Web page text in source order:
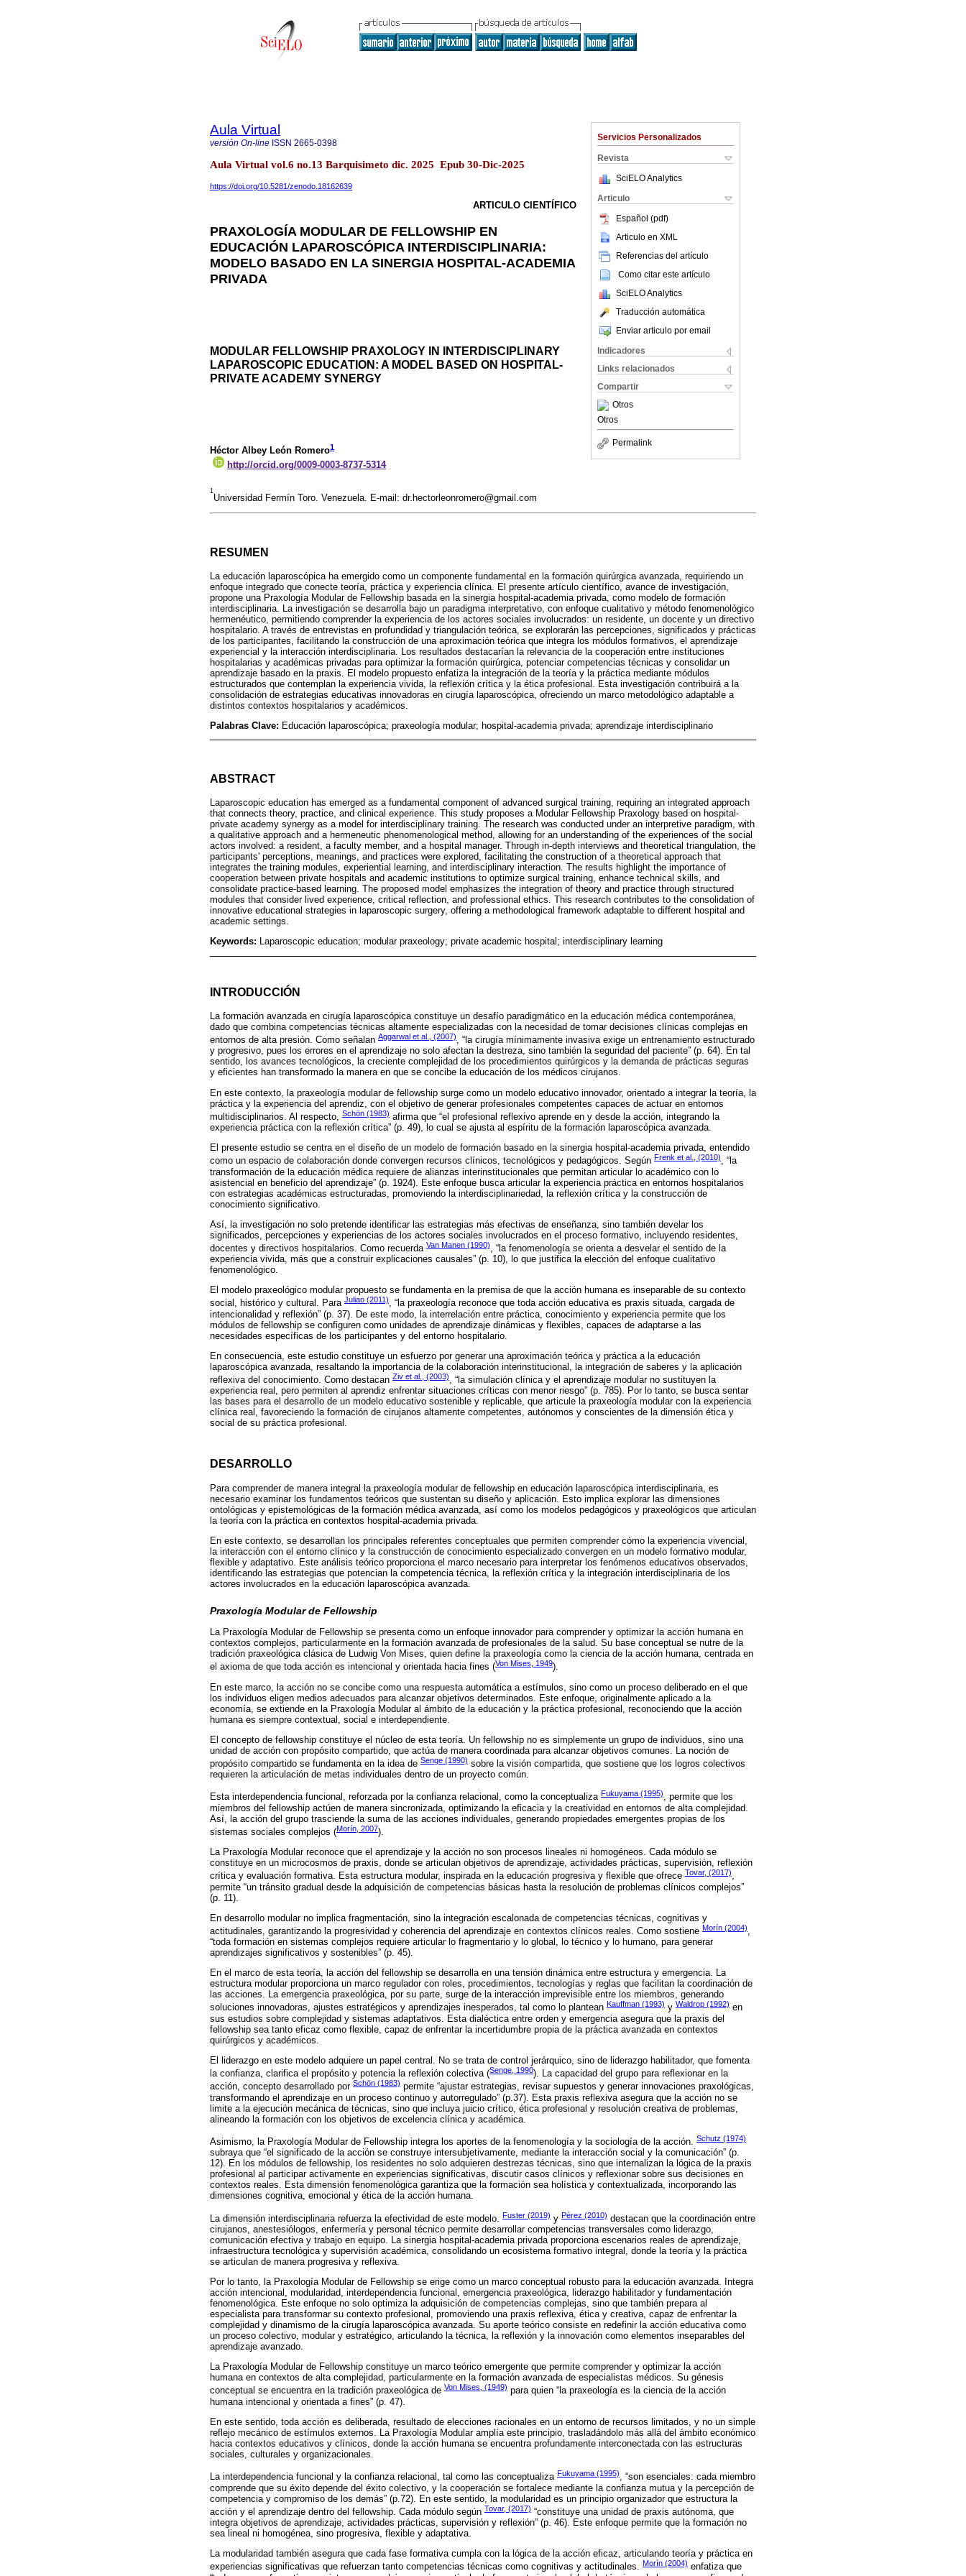
Servicios Personalizados
Revista
SciELO Analytics
Articulo
Español (pdf)
Articulo en XML
Referencias del artículo
Como citar este artículo
SciELO Analytics
Traducción automática
Enviar articulo por email
Indicadores
Links relacionados
Compartir
Otros
Otros
Permalink
Aula Virtual
versión On-line ISSN 2665-0398
Aula Virtual vol.6 no.13 Barquisimeto dic. 2025 Epub 30-Dic-2025
https://doi.org/10.5281/zenodo.18162639
ARTICULO CIENTÍFICO
PRAXOLOGÍA MODULAR DE FELLOWSHIP EN
EDUCACIÓN LAPAROSCÓPICA INTERDISCIPLINARIA:
MODELO BASADO EN LA SINERGIA HOSPITAL-ACADEMIA
PRIVADA
MODULAR FELLOWSHIP PRAXOLOGY IN INTERDISCIPLINARY
LAPAROSCOPIC EDUCATION: A MODEL BASED ON HOSPITAL-
PRIVATE ACADEMY SYNERGY
Héctor Albey León Romero1
http://orcid.org/0009-0003-8737-5314
1
Universidad Fermín Toro. Venezuela. E-mail: dr.hectorleonromero@gmail.com
RESUMEN
La educación laparoscópica ha emergido como un componente fundamental en la formación quirúrgica avanzada, requiriendo un
enfoque integrado que conecte teoría, práctica y experiencia clínica. El presente artículo científico, avance de investigación,
propone una Praxología Modular de Fellowship basada en la sinergia hospital-academia privada, como modelo de formación
interdisciplinaria. La investigación se desarrolla bajo un paradigma interpretativo, con enfoque cualitativo y método fenomenológico
hermenéutico, permitiendo comprender la experiencia de los actores sociales involucrados: un residente, un docente y un directivo
hospitalario. A través de entrevistas en profundidad y triangulación teórica, se explorarán las percepciones, significados y prácticas
de los participantes, facilitando la construcción de una aproximación teórica que integra los módulos formativos, el aprendizaje
experiencial y la interacción interdisciplinaria. Los resultados destacarían la relevancia de la cooperación entre instituciones
hospitalarias y académicas privadas para optimizar la formación quirúrgica, potenciar competencias técnicas y consolidar un
aprendizaje basado en la praxis. El modelo propuesto enfatiza la integración de la teoría y la práctica mediante módulos
estructurados que contemplan la experiencia vivida, la reflexión crítica y la ética profesional. Esta investigación contribuirá a la
consolidación de estrategias educativas innovadoras en cirugía laparoscópica, ofreciendo un marco metodológico adaptable a
distintos contextos hospitalarios y académicos.
Palabras Clave: Educación laparoscópica; praxeología modular; hospital-academia privada; aprendizaje interdisciplinario
ABSTRACT
Laparoscopic education has emerged as a fundamental component of advanced surgical training, requiring an integrated approach
that connects theory, practice, and clinical experience. This study proposes a Modular Fellowship Praxology based on hospital-
private academy synergy as a model for interdisciplinary training. The research was conducted under an interpretive paradigm, with
a qualitative approach and a hermeneutic phenomenological method, allowing for an understanding of the experiences of the social
actors involved: a resident, a faculty member, and a hospital manager. Through in-depth interviews and theoretical triangulation, the
participants' perceptions, meanings, and practices were explored, facilitating the construction of a theoretical approach that
integrates the training modules, experiential learning, and interdisciplinary interaction. The results highlight the importance of
cooperation between private hospitals and academic institutions to optimize surgical training, enhance technical skills, and
consolidate practice-based learning. The proposed model emphasizes the integration of theory and practice through structured
modules that consider lived experience, critical reflection, and professional ethics. This research contributes to the consolidation of
innovative educational strategies in laparoscopic surgery, offering a methodological framework adaptable to different hospital and
academic settings.
Keywords:
Laparoscopic education; modular praxeology; private academic hospital; interdisciplinary learning
INTRODUCCIÓN
La formación avanzada en cirugía laparoscópica constituye un desafío paradigmático en la educación médica contemporánea,
dado que combina competencias técnicas altamente especializadas con la necesidad de tomar decisiones clínicas complejas en
entornos de alta presión. Como señalan Aggarwal et al., (2007), “la cirugía mínimamente invasiva exige un entrenamiento estructurado
y progresivo, pues los errores en el aprendizaje no solo afectan la destreza, sino también la seguridad del paciente” (p. 64). En tal
sentido, los avances tecnológicos, la creciente complejidad de los procedimientos quirúrgicos y la demanda de prácticas seguras
y eficientes han transformado la manera en que se concibe la educación de los médicos cirujanos.
En este contexto, la praxeología modular de fellowship surge como un modelo educativo innovador, orientado a integrar la teoría, la
práctica y la experiencia del aprendiz, con el objetivo de generar profesionales competentes capaces de actuar en entornos
multidisciplinarios. Al respecto, Schön (1983) afirma que “el profesional reflexivo aprende en y desde la acción, integrando la
experiencia práctica con la reflexión crítica” (p. 49), lo cual se ajusta al espíritu de la formación laparoscópica avanzada.
El presente estudio se centra en el diseño de un modelo de formación basado en la sinergia hospital-academia privada, entendido
como un espacio de colaboración donde convergen recursos clínicos, tecnológicos y pedagógicos. Según Frenk et al., (2010), “la
transformación de la educación médica requiere de alianzas interinstitucionales que permitan articular lo académico con lo
asistencial en beneficio del aprendizaje” (p. 1924). Este enfoque busca articular la experiencia práctica en entornos hospitalarios
con estrategias académicas estructuradas, promoviendo la interdisciplinariedad, la reflexión crítica y la construcción de
conocimiento significativo.
Así, la investigación no solo pretende identificar las estrategias más efectivas de enseñanza, sino también develar los
significados, percepciones y experiencias de los actores sociales involucrados en el proceso formativo, incluyendo residentes,
docentes y directivos hospitalarios. Como recuerda Van Manen (1990), “la fenomenología se orienta a desvelar el sentido de la
experiencia vivida, más que a construir explicaciones causales” (p. 10), lo que justifica la elección del enfoque cualitativo
fenomenológico.
El modelo praxeológico modular propuesto se fundamenta en la premisa de que la acción humana es inseparable de su contexto
social, histórico y cultural. Para Juliao (2011), “la praxeología reconoce que toda acción educativa es praxis situada, cargada de
intencionalidad y reflexión” (p. 37). De este modo, la interrelación entre práctica, conocimiento y experiencia permite que los
módulos de fellowship se configuren como unidades de aprendizaje dinámicas y flexibles, capaces de adaptarse a las
necesidades específicas de los participantes y del entorno hospitalario.
En consecuencia, este estudio constituye un esfuerzo por generar una aproximación teórica y práctica a la educación
laparoscópica avanzada, resaltando la importancia de la colaboración interinstitucional, la integración de saberes y la aplicación
reflexiva del conocimiento. Como destacan Ziv et al., (2003), “la simulación clínica y el aprendizaje modular no sustituyen la
experiencia real, pero permiten al aprendiz enfrentar situaciones críticas con menor riesgo” (p. 785). Por lo tanto, se busca sentar
las bases para el desarrollo de un modelo educativo sostenible y replicable, que articule la praxeología modular con la experiencia
clínica real, favoreciendo la formación de cirujanos altamente competentes, autónomos y conscientes de la dimensión ética y
social de su práctica profesional.
DESARROLLO
Para comprender de manera integral la praxeología modular de fellowship en educación laparoscópica interdisciplinaria, es
necesario examinar los fundamentos teóricos que sustentan su diseño y aplicación. Esto implica explorar las dimensiones
ontológicas y epistemológicas de la formación médica avanzada, así como los modelos pedagógicos y praxeológicos que articulan
la teoría con la práctica en contextos hospital-academia privada.
En este contexto, se desarrollan los principales referentes conceptuales que permiten comprender cómo la experiencia vivencial,
la interacción con el entorno clínico y la construcción de conocimiento especializado convergen en un modelo formativo modular,
flexible y adaptativo. Este análisis teórico proporciona el marco necesario para interpretar los fenómenos educativos observados,
identificando las estrategias que potencian la competencia técnica, la reflexión crítica y la integración interdisciplinaria de los
actores involucrados en la educación laparoscópica avanzada.
Praxología Modular de Fellowship
La Praxología Modular de Fellowship se presenta como un enfoque innovador para comprender y optimizar la acción humana en
contextos complejos, particularmente en la formación avanzada de profesionales de la salud. Su base conceptual se nutre de la
tradición praxeológica clásica de Ludwig Von Mises, quien define la praxeología como la ciencia de la acción humana, centrada en
el axioma de que toda acción es intencional y orientada hacia fines (Von Mises, 1949).
En este marco, la acción no se concibe como una respuesta automática a estímulos, sino como un proceso deliberado en el que
los individuos eligen medios adecuados para alcanzar objetivos determinados. Este enfoque, originalmente aplicado a la
economía, se extiende en la Praxología Modular al ámbito de la educación y la práctica profesional, reconociendo que la acción
humana es siempre contextual, social e interdependiente.
El concepto de fellowship constituye el núcleo de esta teoría. Un fellowship no es simplemente un grupo de individuos, sino una
unidad de acción con propósito compartido, que actúa de manera coordinada para alcanzar objetivos comunes. La noción de
propósito compartido se fundamenta en la idea de Senge (1990) sobre la visión compartida, que sostiene que los logros colectivos
requieren la articulación de metas individuales dentro de un proyecto común.
Esta interdependencia funcional, reforzada por la confianza relacional, como la conceptualiza Fukuyama (1995), permite que los
miembros del fellowship actúen de manera sincronizada, optimizando la eficacia y la creatividad en entornos de alta complejidad.
Así, la acción del grupo trasciende la suma de las acciones individuales, generando propiedades emergentes propias de los
sistemas sociales complejos (Morín, 2007).
La Praxología Modular reconoce que el aprendizaje y la acción no son procesos lineales ni homogéneos. Cada módulo se
constituye en un microcosmos de praxis, donde se articulan objetivos de aprendizaje, actividades prácticas, supervisión, reflexión
crítica y evaluación formativa. Esta estructura modular, inspirada en la educación progresiva y flexible que ofrece Tovar, (2017),
permite “un tránsito gradual desde la adquisición de competencias básicas hasta la resolución de problemas clínicos complejos”
(p. 11).
En desarrollo modular no implica fragmentación, sino la integración escalonada de competencias técnicas, cognitivas y
actitudinales, garantizando la progresividad y coherencia del aprendizaje en contextos clínicos reales. Como sostiene Morín (2004),
“toda formación en sistemas complejos requiere articular lo fragmentario y lo global, lo técnico y lo humano, para generar
aprendizajes significativos y sostenibles” (p. 45).
En el marco de esta teoría, la acción del fellowship se desarrolla en una tensión dinámica entre estructura y emergencia. La
estructura modular proporciona un marco regulador con roles, procedimientos, tecnologías y reglas que facilitan la coordinación de
las acciones. La emergencia praxeológica, por su parte, surge de la interacción imprevisible entre los miembros, generando
soluciones innovadoras, ajustes estratégicos y aprendizajes inesperados, tal como lo plantean Kauffman (1993) y Waldrop (1992) en
sus estudios sobre complejidad y sistemas adaptativos. Esta dialéctica entre orden y emergencia asegura que la praxis del
fellowship sea tanto eficaz como flexible, capaz de enfrentar la incertidumbre propia de la práctica avanzada en contextos
quirúrgicos y académicos.
El liderazgo en este modelo adquiere un papel central. No se trata de control jerárquico, sino de liderazgo habilitador, que fomenta
la confianza, clarifica el propósito y potencia la reflexión colectiva (Senge, 1990). La capacidad del grupo para reflexionar en la
acción, concepto desarrollado por Schön (1983) permite “ajustar estrategias, revisar supuestos y generar innovaciones praxológicas,
transformando el aprendizaje en un proceso continuo y autorregulado” (p.37). Esta praxis reflexiva asegura que la acción no se
limite a la ejecución mecánica de técnicas, sino que incluya juicio crítico, ética profesional y resolución creativa de problemas,
alineando la formación con los objetivos de excelencia clínica y académica.
Asimismo, la Praxología Modular de Fellowship integra los aportes de la fenomenología y la sociología de la acción. Schutz (1974)
subraya que “el significado de la acción se construye intersubjetivamente, mediante la interacción social y la comunicación” (p.
12). En los módulos de fellowship, los residentes no solo adquieren destrezas técnicas, sino que internalizan la lógica de la praxis
profesional al participar activamente en experiencias significativas, discutir casos clínicos y reflexionar sobre sus decisiones en
contextos reales. Esta dimensión fenomenológica garantiza que la formación sea holística y contextualizada, incorporando las
dimensiones cognitiva, emocional y ética de la acción humana.
La dimensión interdisciplinaria refuerza la efectividad de este modelo. Fuster (2019) y Pérez (2010) destacan que la coordinación entre
cirujanos, anestesiólogos, enfermería y personal técnico permite desarrollar competencias transversales como liderazgo,
comunicación efectiva y trabajo en equipo. La sinergia hospital-academia privada proporciona escenarios reales de aprendizaje,
infraestructura tecnológica y supervisión académica, consolidando un ecosistema formativo integral, donde la teoría y la práctica
se articulan de manera progresiva y reflexiva.
Por lo tanto, la Praxología Modular de Fellowship se erige como un marco conceptual robusto para la educación avanzada. Integra
acción intencional, modularidad, interdependencia funcional, emergencia praxeológica, liderazgo habilitador y fundamentación
fenomenológica. Este enfoque no solo optimiza la adquisición de competencias complejas, sino que también prepara al
especialista para transformar su contexto profesional, promoviendo una praxis reflexiva, ética y creativa, capaz de enfrentar la
complejidad y dinamismo de la cirugía laparoscópica avanzada. Su aporte teórico consiste en redefinir la acción educativa como
un proceso colectivo, modular y estratégico, articulando la técnica, la reflexión y la innovación como elementos inseparables del
aprendizaje avanzado.
La Praxología Modular de Fellowship constituye un marco teórico emergente que permite comprender y optimizar la acción
humana en contextos de alta complejidad, particularmente en la formación avanzada de especialistas médicos. Su génesis
conceptual se encuentra en la tradición praxeológica de Von Mises, (1949) para quien “la praxeología es la ciencia de la acción
humana intencional y orientada a fines” (p. 47).
En este sentido, toda acción es deliberada, resultado de elecciones racionales en un entorno de recursos limitados, y no un simple
reflejo mecánico de estímulos externos. La Praxología Modular amplía este principio, trasladándolo más allá del ámbito económico
hacia contextos educativos y clínicos, donde la acción humana se encuentra profundamente interconectada con las estructuras
sociales, culturales y organizacionales.
La interdependencia funcional y la confianza relacional, tal como las conceptualiza Fukuyama (1995), “son esenciales: cada miembro
comprende que su éxito depende del éxito colectivo, y la cooperación se fortalece mediante la confianza mutua y la percepción de
competencia y compromiso de los demás” (p.72). En este sentido, la modularidad es un principio organizador que estructura la
acción y el aprendizaje dentro del fellowship. Cada módulo según Tovar, (2017) “constituye una unidad de praxis autónoma, que
integra objetivos de aprendizaje, actividades prácticas, supervisión y reflexión” (p. 46). Este enfoque permite que la formación no
sea lineal ni homogénea, sino progresiva, flexible y adaptativa.
La modularidad también asegura que cada fase formativa cumpla con la lógica de la acción eficaz, articulando teoría y práctica en
experiencias significativas que refuerzan tanto competencias técnicas como cognitivas y actitudinales. Morín (2004) enfatiza que